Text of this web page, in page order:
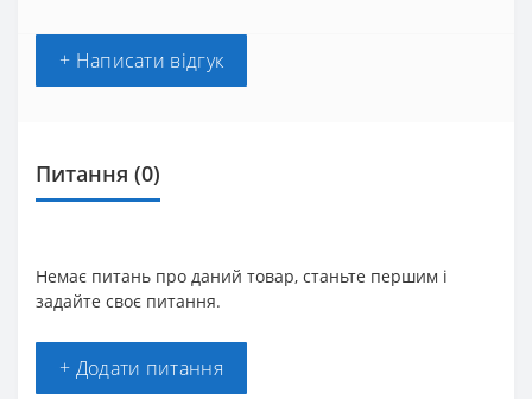
+ Написати відгук
Питання (0)
Немає питань про даний товар, станьте першим і
задайте своє питання.
+ Додати питання